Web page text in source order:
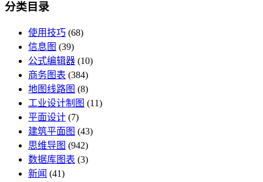
分类目录
使用技巧 (68)
信息图 (39)
公式编辑器 (10)
商务图表 (384)
地图线路图 (8)
工业设计制图 (11)
平面设计 (7)
建筑平面图 (43)
思维导图 (942)
数据库图表 (3)
新闻 (41)